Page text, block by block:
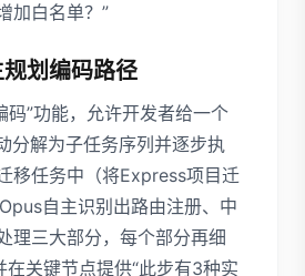
加白名单？”
划编码路径
码”功能，允许开发者给一个
分解为子任务序列并逐步执
移任务中（将Express项目迁
自主识别出路由注册、中
理三大部分，每个部分再细
关键节点提供“此步有3种实